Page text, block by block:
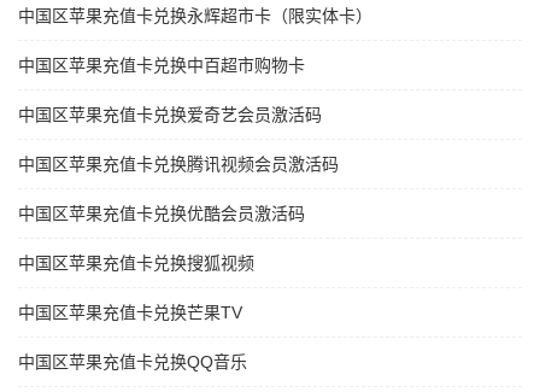
中国区苹果充值卡兑换永辉超市卡（限实体卡）
中国区苹果充值卡兑换中百超市购物卡
中国区苹果充值卡兑换爱奇艺会员激活码
中国区苹果充值卡兑换腾讯视频会员激活码
中国区苹果充值卡兑换优酷会员激活码
中国区苹果充值卡兑换搜狐视频
中国区苹果充值卡兑换芒果TV
中国区苹果充值卡兑换QQ音乐